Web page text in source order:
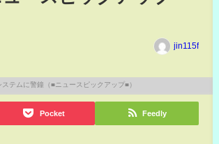
jin115f
Pocket Feedly